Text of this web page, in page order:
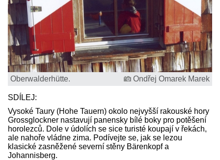
Oberwalderhütte. Ondřej Omarek Marek
SDÍLEJ:
Vysoké Taury (Hohe Tauern) okolo nejvyšší rakouské hory
Grossglockner nastavují panensky bílé boky pro potěšení
horolezců. Dole v údolích se sice turisté koupají v řekách,
ale nahoře vládne zima. Podívejte se, jak se lezou
klasické zasněžené severní stěny Bärenkopf a
Johannisberg.